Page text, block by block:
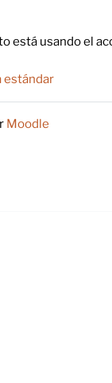
está usando el
estándar
Moodle